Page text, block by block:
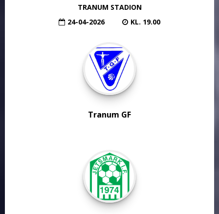
TRANUM STADION
24-04-2026
KL. 19.00
Tranum GF